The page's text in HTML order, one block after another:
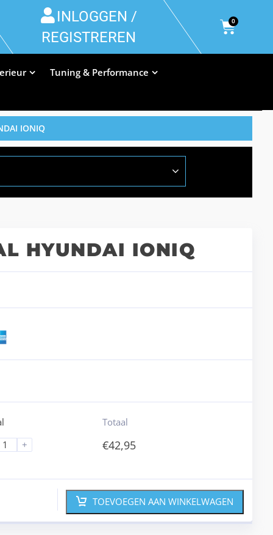
INLOGGEN /
REGISTREREN
0
Tuning & Performance
IONIQ
HYUNDAI IONIQ
+
Totaal
€42,95
TOEVOEGEN AAN WINKELWAGEN